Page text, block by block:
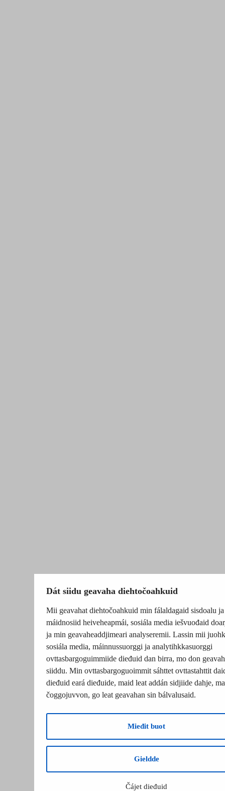
Dát siidu geavaha diehtočoahkuid
Mii geavahat diehtočoahkuid min fálaldagaid sisdoalu ja
máidnosiid heiveheapmái, sosiála media iešvuođaid
ja min geavaheaddjimeari analyseremii. Lassin mii
sosiála media, máinnussuorggi ja analytihkkasuorggi
ovttasbargoguimmiide dieđuid dan birra, mo don
siiddu. Min ovttasbargoguoimmit sáhttet ovttastahttit
dieđuid eará dieđuide, maid leat addán sidjiide dahje,
čoggojuvvon, go leat geavahan sin bálvalusaid.
Mieđit buot
Gieldde
Čájet dieđuid